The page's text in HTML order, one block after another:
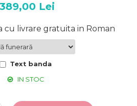
389,00 Lei
cu livrare gratuita in Roman
Text banda
IN STOC